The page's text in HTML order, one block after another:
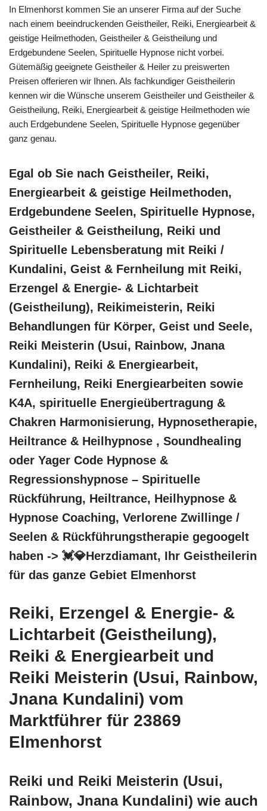
In Elmenhorst kommen Sie an unserer Firma auf der Suche
nach einem beeindruckenden Geistheiler, Reiki, Energiearbeit &
geistige Heilmethoden, Geistheiler & Geistheilung und
Erdgebundene Seelen, Spirituelle Hypnose nicht vorbei.
Gütemäßig geeignete Geistheiler & Heiler zu preiswerten
Preisen offerieren wir Ihnen. Als fachkundiger Geistheilerin
kennen wir die Wünsche unserem Geistheiler und Geistheiler &
Geistheilung, Reiki, Energiearbeit & geistige Heilmethoden wie
auch Erdgebundene Seelen, Spirituelle Hypnose gegenüber
ganz genau.
Egal ob Sie nach Geistheiler, Reiki,
Energiearbeit & geistige Heilmethoden,
Erdgebundene Seelen, Spirituelle Hypnose,
Geistheiler & Geistheilung, Reiki und
Spirituelle Lebensberatung mit Reiki /
Kundalini, Geist & Fernheilung mit Reiki,
Erzengel & Energie- & Lichtarbeit
(Geistheilung), Reikimeisterin, Reiki
Behandlungen für Körper, Geist und Seele,
Reiki Meisterin (Usui, Rainbow, Jnana
Kundalini), Reiki & Energiearbeit,
Fernheilung, Reiki Energiearbeiten sowie
K4A, spirituelle Energieübertragung &
Chakren Harmonisierung, Hypnosetherapie,
Heiltrance & Heilhypnose , Soundhealing
oder Yager Code Hypnose &
Regressionshypnose – Spirituelle
Rückführung, Heiltrance, Heilhypnose &
Hypnose Coaching, Verlorene Zwillinge /
Seelen & Rückführungstherapie gegoogelt
haben -> 💓️💎Herzdiamant, Ihr Geistheilerin
für das ganze Gebiet Elmenhorst
Reiki, Erzengel & Energie- &
Lichtarbeit (Geistheilung),
Reiki & Energiearbeit und
Reiki Meisterin (Usui, Rainbow,
Jnana Kundalini) vom
Marktführer für 23869
Elmenhorst
Reiki und Reiki Meisterin (Usui,
Rainbow, Jnana Kundalini) wie auch